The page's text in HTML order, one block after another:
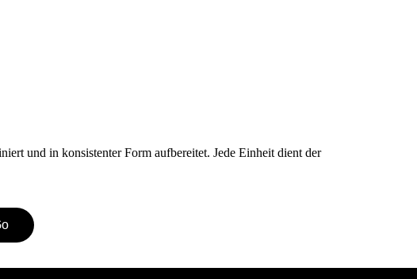
und in konsistenter Form aufbereitet. Jede Einheit dient der